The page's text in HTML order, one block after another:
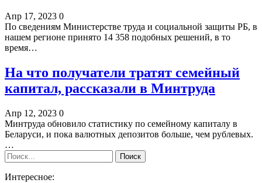
Апр 17, 2023 0
По сведениям Министерстве труда и социальной защиты РБ, в
нашем регионе принято 14 358 подобных решений, в то
время…
На что получатели тратят семейный
капитал, рассказали в Минтруда
Апр 12, 2023 0
Минтруда обновило статистику по семейному капиталу в
Беларуси, и пока валютных депозитов больше, чем рублевых.
…
Интересное: